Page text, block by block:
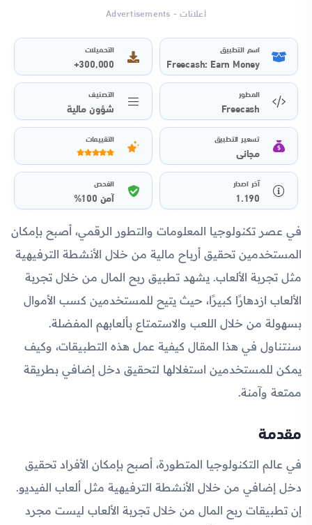
اعلانات - Advertisements
اسم التطبيق
Freecash: Earn Money
التحميلات
300,000+
المطور
Freecash
التصنيف
شؤون مالية
تسعير التطبيق
مجاني
التقييمات
آخر اصدار
1.190
الفحص
آمن 100%
في عصر تكنولوجيا المعلومات والتطور الرقمي، أصبح بإمكان
المستخدمين تحقيق أرباح مالية من خلال الأنشطة الترفيهية
مثل تجربة الألعاب. يشهد تطبيق ربح المال من خلال تجربة
الألعاب ازدهارًا كبيرًا، حيث يتيح للمستخدمين كسب الأموال
بسهولة من خلال اللعب والاستمتاع بألعابهم المفضلة.
سنتناول في هذا المقال كيفية عمل هذه التطبيقات، وكيف
يمكن للمستخدمين استغلالها لتحقيق دخل إضافي بطريقة
ممتعة وآمنة.
مقدمة
في عالم التكنولوجيا المتطورة، أصبح بإمكان الأفراد تحقيق
دخل إضافي من خلال الأنشطة الترفيهية مثل ألعاب الفيديو.
إن تطبيقات ربح المال من خلال تجربة الألعاب ليست مجرد